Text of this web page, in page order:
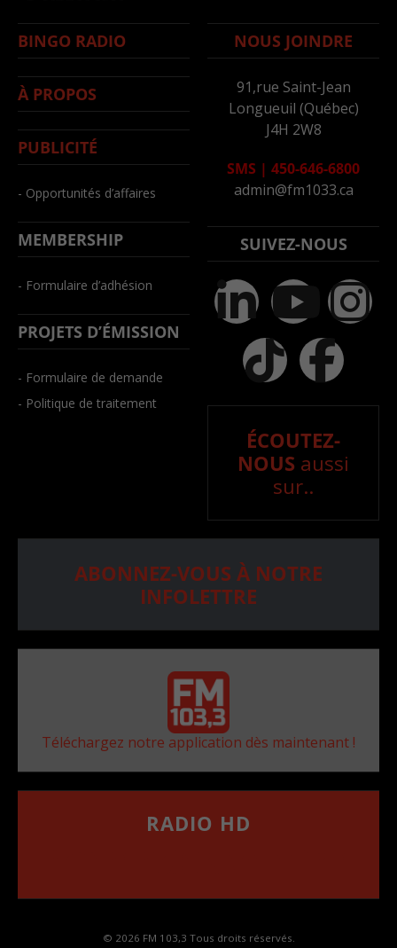
BINGO RADIO
À PROPOS
PUBLICITÉ
- Opportunités d’affaires
MEMBERSHIP
- Formulaire d’adhésion
PROJETS D’ÉMISSION
- Formulaire de demande
- Politique de traitement
NOUS JOINDRE
91,rue Saint-Jean
Longueuil (Québec)
J4H 2W8
SMS | 450-646-6800
admin@fm1033.ca
SUIVEZ-NOUS
ÉCOUTEZ-
NOUS aussi
sur..
ABONNEZ-VOUS À NOTRE
INFOLETTRE
Téléchargez notre application dès maintenant !
RADIO HD
© 2026 FM 103,3 Tous droits réservés.